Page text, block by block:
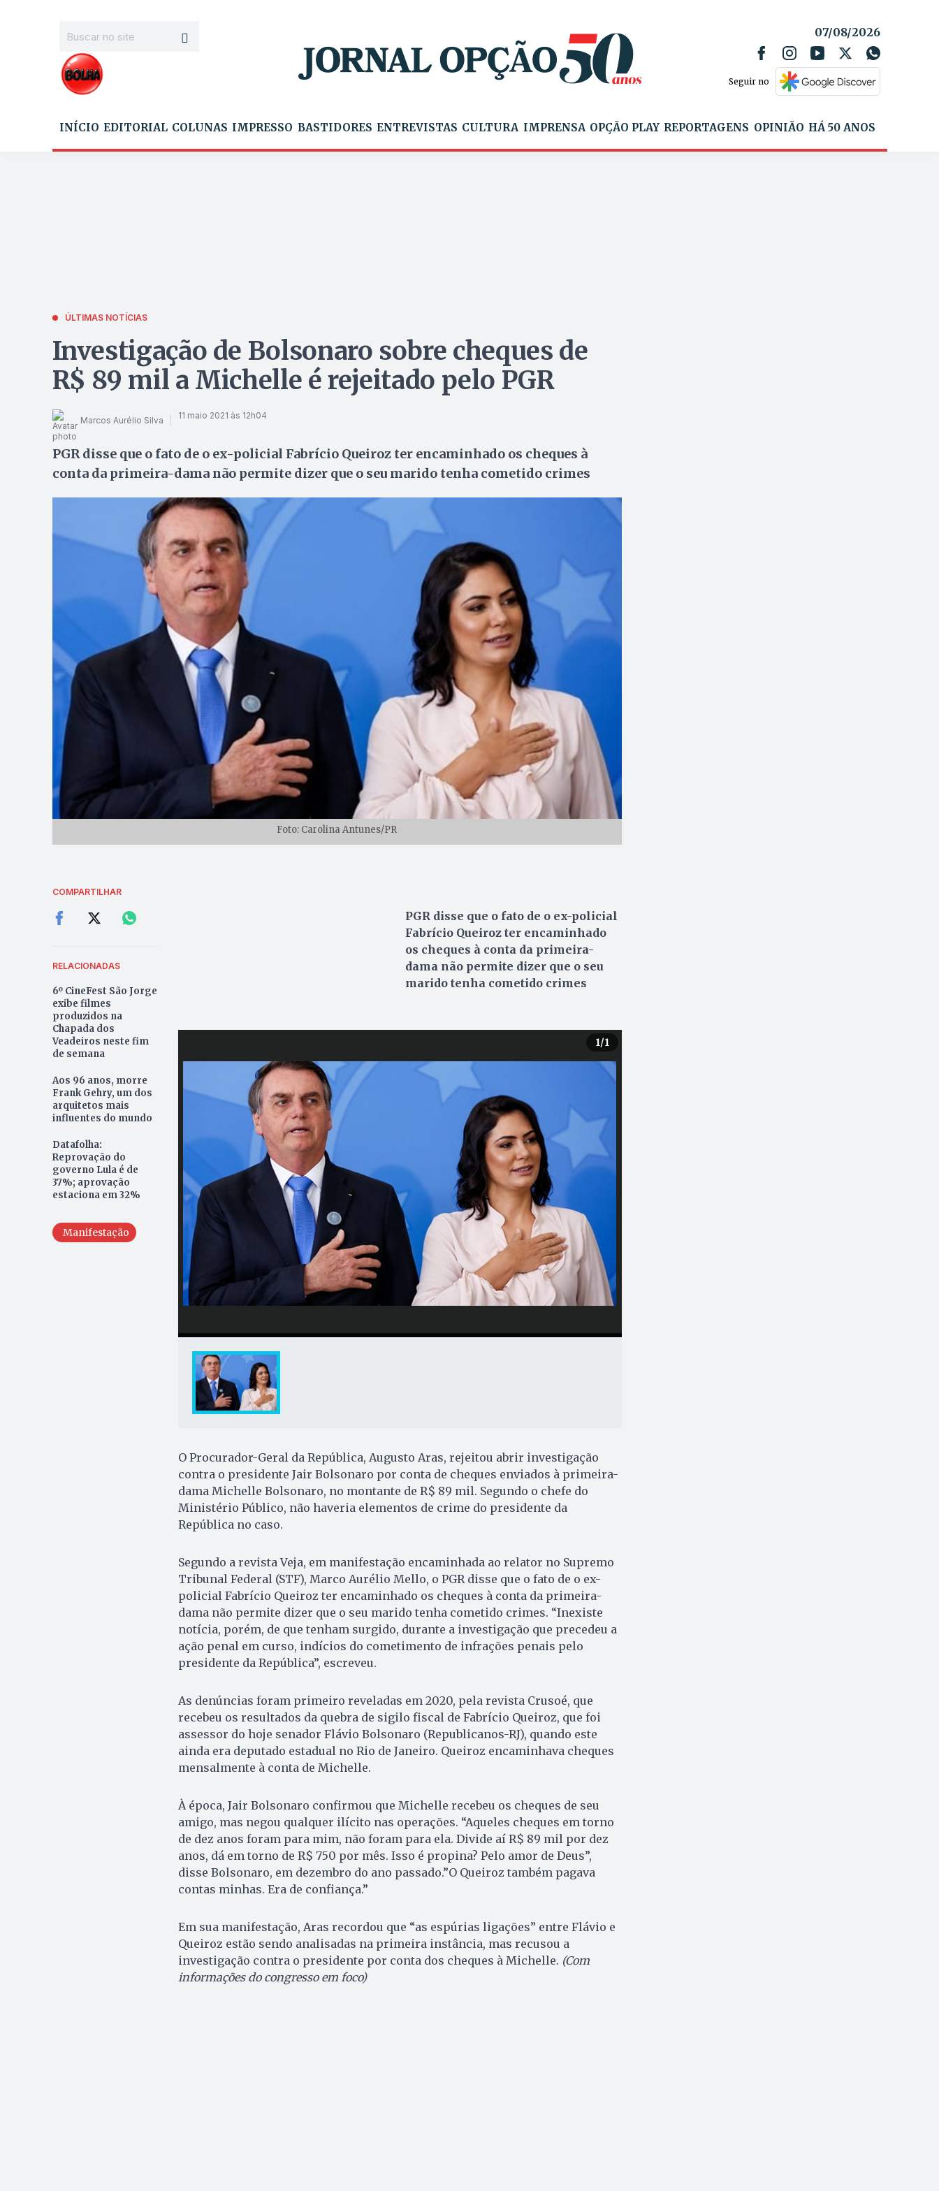
07/08/2026
Seguir no
INÍCIO EDITORIAL COLUNAS IMPRESSO BASTIDORES ENTREVISTAS CULTURA IMPRENSA OPÇÃO PLAY REPORTAGENS OPINIÃO HÁ 50 ANOS
ÚLTIMAS NOTÍCIAS
Investigação de Bolsonaro sobre cheques de
R$ 89 mil a Michelle é rejeitado pelo PGR
Marcos Aurélio Silva 11 maio 2021 às 12h04
PGR disse que o fato de o ex-policial Fabrício Queiroz ter encaminhado os cheques à
conta da primeira-dama não permite dizer que o seu marido tenha cometido crimes
Foto: Carolina Antunes/PR
COMPARTILHAR
RELACIONADAS
6º CineFest São Jorge
exibe filmes
produzidos na
Chapada dos
Veadeiros neste fim
de semana
Aos 96 anos, morre
Frank Gehry, um dos
arquitetos mais
influentes do mundo
Datafolha:
Reprovação do
governo Lula é de
37%; aprovação
estaciona em 32%
Manifestação
PGR disse que o fato de o ex-policial
Fabrício Queiroz ter encaminhado
os cheques à conta da primeira-
dama não permite dizer que o seu
marido tenha cometido crimes
1/1
O Procurador-Geral da República, Augusto Aras, rejeitou abrir investigação
contra o presidente Jair Bolsonaro por conta de cheques enviados à primeira-
dama Michelle Bolsonaro, no montante de R$ 89 mil. Segundo o chefe do
Ministério Público, não haveria elementos de crime do presidente da
República no caso.
Segundo a revista Veja, em manifestação encaminhada ao relator no Supremo
Tribunal Federal (STF), Marco Aurélio Mello, o PGR disse que o fato de o ex-
policial Fabrício Queiroz ter encaminhado os cheques à conta da primeira-
dama não permite dizer que o seu marido tenha cometido crimes. “Inexiste
notícia, porém, de que tenham surgido, durante a investigação que precedeu a
ação penal em curso, indícios do cometimento de infrações penais pelo
presidente da República”, escreveu.
As denúncias foram primeiro reveladas em 2020, pela revista Crusoé, que
recebeu os resultados da quebra de sigilo fiscal de Fabrício Queiroz, que foi
assessor do hoje senador Flávio Bolsonaro (Republicanos-RJ), quando este
ainda era deputado estadual no Rio de Janeiro. Queiroz encaminhava cheques
mensalmente à conta de Michelle.
À época, Jair Bolsonaro confirmou que Michelle recebeu os cheques de seu
amigo, mas negou qualquer ilícito nas operações. “Aqueles cheques em torno
de dez anos foram para mim, não foram para ela. Divide aí R$ 89 mil por dez
anos, dá em torno de R$ 750 por mês. Isso é propina? Pelo amor de Deus”,
disse Bolsonaro, em dezembro do ano passado.”O Queiroz também pagava
contas minhas. Era de confiança.”
Em sua manifestação, Aras recordou que “as espúrias ligações” entre Flávio e
Queiroz estão sendo analisadas na primeira instância, mas recusou a
investigação contra o presidente por conta dos cheques à Michelle. (Com
informações do congresso em foco)